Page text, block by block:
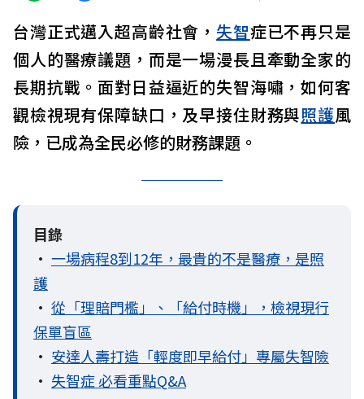
台灣正式邁入超高齡社會， 失智症已不再只是
個人的醫療議題，而是一場漫長且牽動全家的
長期抗戰。面對日益逼近的失智海嘯，如何客
觀檢視現有保障缺口，及早接住財務與照護風
險，已成為全民必修的財務課題。
目錄
• 一場病程8到12年，最貴的不是醫療，是照
護
• 從「理賠門檻」、「給付時機」，檢視現行
保單盲區
• 安達人壽打造「輕度即早給付」專屬失智險
• 失智症 必看重點Q&A